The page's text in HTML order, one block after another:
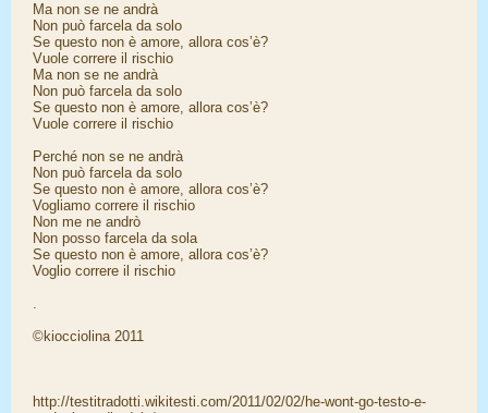
Ma non se ne andrà
Non può farcela da solo
Se questo non è amore, allora cos’è?
Vuole correre il rischio
Ma non se ne andrà
Non può farcela da solo
Se questo non è amore, allora cos’è?
Vuole correre il rischio
Perché non se ne andrà
Non può farcela da solo
Se questo non è amore, allora cos’è?
Vogliamo correre il rischio
Non me ne andrò
Non posso farcela da sola
Se questo non è amore, allora cos’è?
Voglio correre il rischio
.
©kiocciolina 2011
http://testitradotti.wikitesti.com/2011/02/02/he-wont-go-testo-e-